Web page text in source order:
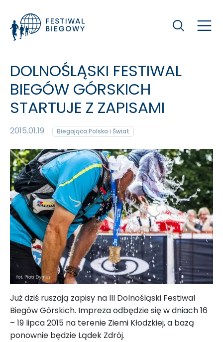
Szukaj
DOLNOŚLĄSKI FESTIWAL
BIEGÓW GÓRSKICH
STARTUJE Z ZAPISAMI
2015.01.19 Biegająca Polska i Świat
Już dziś ruszają zapisy na III Dolnośląski Festiwal
Biegów Górskich. Impreza odbędzie się w dniach 16
– 19 lipca 2015 na terenie Ziemi Kłodzkiej, a bazą
ponownie będzie Lądek Zdrój.